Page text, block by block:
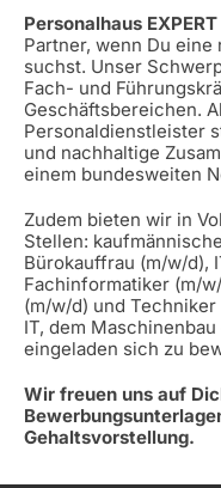
Personalhaus EXPERT
Partner, wenn Du
suchst. Unser
Fach- und
Geschäftsbereichen.
Personaldienstleister
und nachhaltige
einem bundesweiten
Zudem bieten wir in
Stellen:
Bürokauffrau (m/w/d),
Fachinformatiker (m/
(m/w/d) und
IT, dem
eingeladen sich zu
Wir freuen uns auf
Gehaltsvorstellung.